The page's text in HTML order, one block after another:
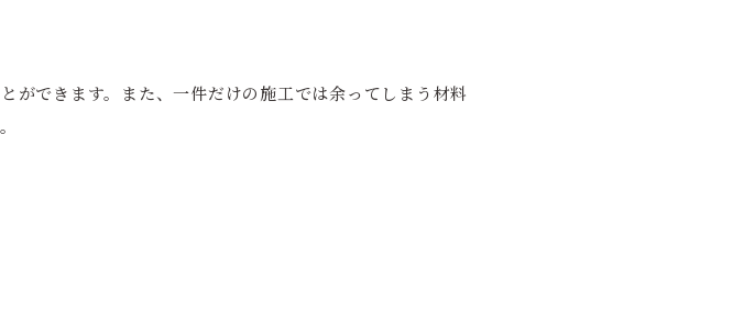
ができます。また、一件だけの施工では余ってしまう材料